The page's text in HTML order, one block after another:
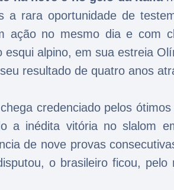
rara oportunidade de
ação no mesmo dia e com
alpino, em sua estreia
resultado de quatro anos
credenciado pelos
a inédita vitória no slalom
de nove provas
o brasileiro ficou, pelo